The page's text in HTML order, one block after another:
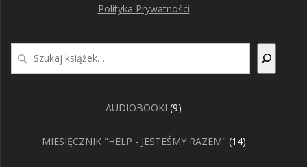
Polityka Prywatności
AUDIOBOOKI 99
MIESIĘCZNIK "HELP - JESTEŚMY RAZEM" 1414